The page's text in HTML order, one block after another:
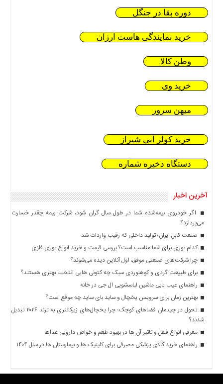
دوره بقا در جنگل
خرید نمایندگی هاست ارزان
وطن کالا
خرید وی
میهن سرور
خرید کولر آبی شیراز
دستگاه ذخیره شماره
آخرین اخبار
اگر خودروی بیمه‌شده شما در طول سال گران شود، شرکت بیمه چقدر خسارت
می‌پردازد؟
صنعت کابل ایران؛ تولید داخلی که رقیب واردات شد
کدام توری برای شما مناسب است؟ بررسی قیمت و خرید انواع توری فلزی
چرا شرکت‌های صنعتی موفق، اول آنلاین دیده می‌شوند؟
برای طبیعت گردی و کوهنوردی سبک چه کتونی هایی انتخاب بهتری هستند؟
راهنمای عیب یابی ماشین لباسشویی ال جی در خانه
بهترین زمان برای سرویس یخچال و ساید بای ساید چه موقع است؟
تحول در چیدمان فضاهای کوچک؛ چرا یخچال‌های زیرکانتری به ترند ۲۰۲۶ تبدیل
شدند؟
معرفی انواع فلفل و تاثیر آن ‌ها در بهبود طعم و خواص دارویی غذاها
راهنمای خرید کالای پزشکی مصرفی برای کلینیک ها و بیمارستان ها در سال ۱۴۰۴